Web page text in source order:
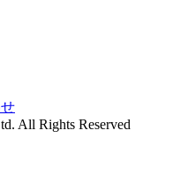
All Rights Reserved